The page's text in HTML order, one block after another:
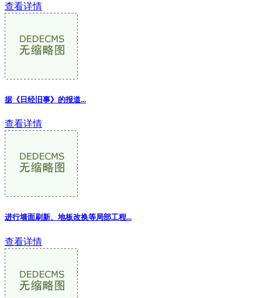
查看详情
据《日经旧事》的报道...
查看详情
进行墙面刷新、地板改换等局部工程...
查看详情